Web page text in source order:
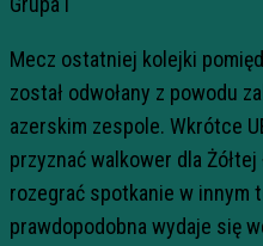
Mecz ostatniej kolejki
został odwołany z powodu
azerskim zespole. Wkrótce
przyznać walkower dla
rozegrać spotkanie w innym
prawdopodobna wydaje się